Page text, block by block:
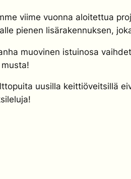
viime vuonna aloitettua
pienen lisärakennuksen,
muovinen istuinosa
uusilla keittiöveitsillä